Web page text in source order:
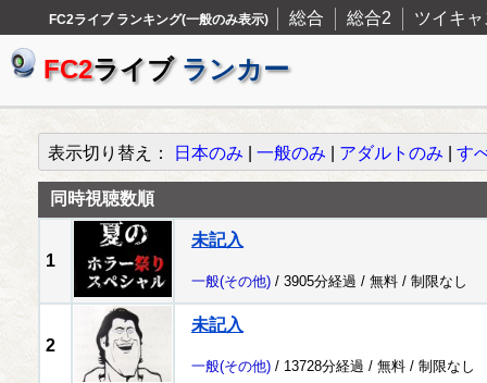
FC2ライブ ランキング(一般のみ表示) 総合 総合2 ツイキャ
FC2ライブ ランカー
表示切り替え： 日本のみ 一般のみ アダルトのみ す
同時視聴数順
1
未記入
一般(その他) / 3905分経過 / 無料 / 制限なし
2
未記入
一般(その他) / 13728分経過 / 無料 / 制限なし